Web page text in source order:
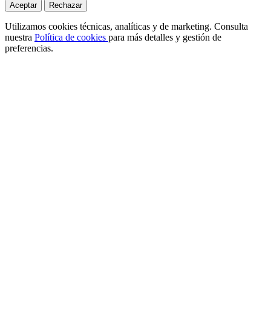
Aceptar
Rechazar
Utilizamos cookies técnicas, analíticas y de marketing. Consulta
nuestra Política de cookies para más detalles y gestión de
preferencias.